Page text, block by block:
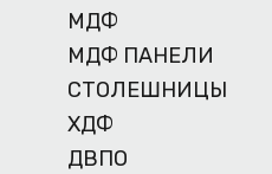
МДФ
МДФ ПАНЕЛИ
СТОЛЕШНИЦЫ
ХДФ
ДВПО